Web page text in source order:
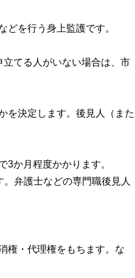
どを行う身上監護です。
てる人がいない場合は、市
を決定します。後見人（また
3か月程度かかります。
弁護士などの専門職後見人
権・代理権をもちます。な